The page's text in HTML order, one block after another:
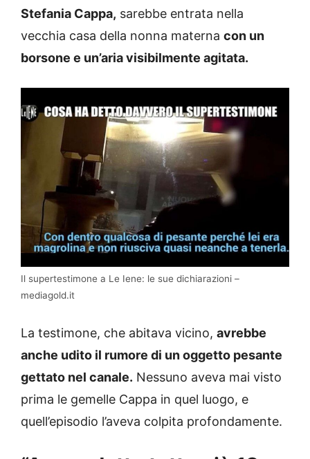
Stefania Cappa, sarebbe entrata nella
vecchia casa della nonna materna con un
borsone e un’aria visibilmente agitata.
Il supertestimone a Le Iene: le sue dichiarazioni –
mediagold.it
La testimone, che abitava vicino, avrebbe
anche udito il rumore di un oggetto pesante
gettato nel canale. Nessuno aveva mai visto
prima le gemelle Cappa in quel luogo, e
quell’episodio l’aveva colpita profondamente.